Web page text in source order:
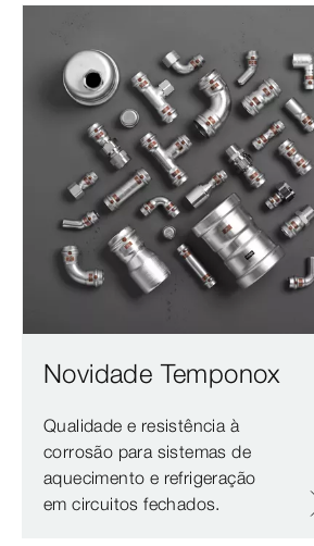
Novidade Temponox
Qualidade e resistência à
corrosão para sistemas de
aquecimento e refrigeração
em circuitos fechados.